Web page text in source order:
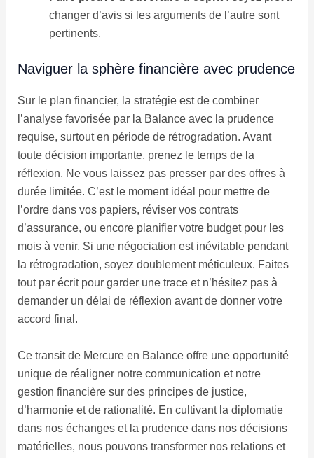
changer d’avis si les arguments de l’autre sont
pertinents.
Naviguer la sphère financière avec prudence
Sur le plan financier, la stratégie est de combiner
l’analyse favorisée par la Balance avec la prudence
requise, surtout en période de rétrogradation. Avant
toute décision importante, prenez le temps de la
réflexion. Ne vous laissez pas presser par des offres à
durée limitée. C’est le moment idéal pour mettre de
l’ordre dans vos papiers, réviser vos contrats
d’assurance, ou encore planifier votre budget pour les
mois à venir. Si une négociation est inévitable pendant
la rétrogradation, soyez doublement méticuleux. Faites
tout par écrit pour garder une trace et n’hésitez pas à
demander un délai de réflexion avant de donner votre
accord final.
Ce transit de Mercure en Balance offre une opportunité
unique de réaligner notre communication et notre
gestion financière sur des principes de justice,
d’harmonie et de rationalité. En cultivant la diplomatie
dans nos échanges et la prudence dans nos décisions
matérielles, nous pouvons transformer nos relations et